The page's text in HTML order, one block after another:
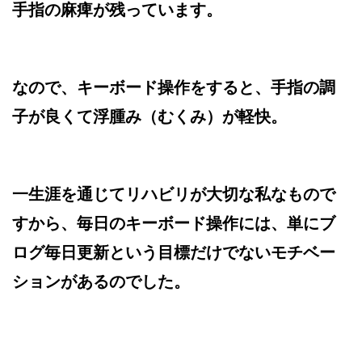
手指の麻痺が残っています。
なので、キーボード操作をすると、手指の調
子が良くて浮腫み（むくみ）が軽快。
一生涯を通じてリハビリが大切な私なもので
すから、毎日のキーボード操作には、単にブ
ログ毎日更新という目標だけでないモチベー
ションがあるのでした。